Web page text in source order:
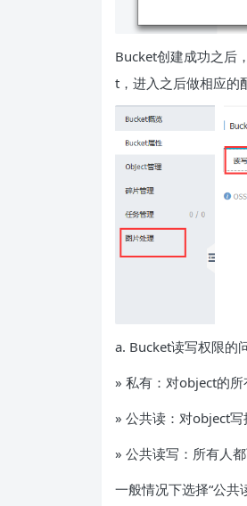
Bucket创建成功之后
t，进入之后做相应的
a. Bucket读写权限的
» 私有：对object的所
» 公共读：对object写
» 公共读写：所有人
一般情况下选择“公共